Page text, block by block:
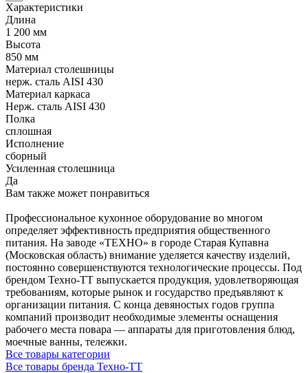
Характеристики
Длина
1 200 мм
Высота
850 мм
Материал столешницы
нерж. сталь AISI 430
Материал каркаса
Нерж. сталь AISI 430
Полка
сплошная
Исполнение
сборный
Усиленная столешница
Да
Вам также может понравиться
Профессиональное кухонное оборудование во многом
определяет эффективность предприятия общественного
питания. На заводе «ТЕХНО» в городе Старая Купавна
(Московская область) внимание уделяется качеству изделий,
постоянно совершенствуются технологические процессы. Под
брендом Техно-ТТ выпускается продукция, удовлетворяющая
требованиям, которые рынок и государство предъявляют к
организации питания. С конца девяностых годов группа
компаний производит необходимые элементы оснащения
рабочего места повара — аппараты для приготовления блюд,
моечные ванны, тележки.
Все товары категории
Все товары бренда Техно-ТТ